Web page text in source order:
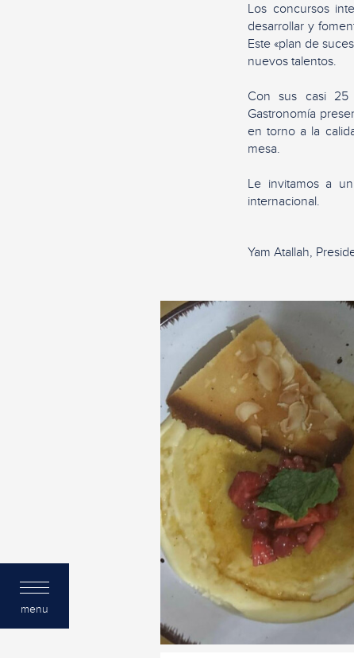
menu
Los concursos
desarrollar y
Este «plan de
nuevos talentos.
Con sus casi 25
Gastronomía
en torno a la
mesa.
Le invitamos a
internacional.
Yam Atallah,